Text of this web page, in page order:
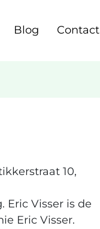
Blog Contact
10,
Eric Visser is de
Eric Visser.